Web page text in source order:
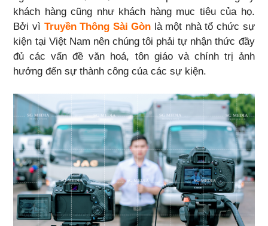
khách hàng cũng như khách hàng mục tiêu của họ.
Bởi vì Truyền Thông Sài Gòn là một nhà tổ chức sự
kiện tại Việt Nam nên chúng tôi phải tự nhận thức đầy
đủ các vấn đề văn hoá, tôn giáo và chính trị ảnh
hưởng đến sự thành công của các sự kiện.